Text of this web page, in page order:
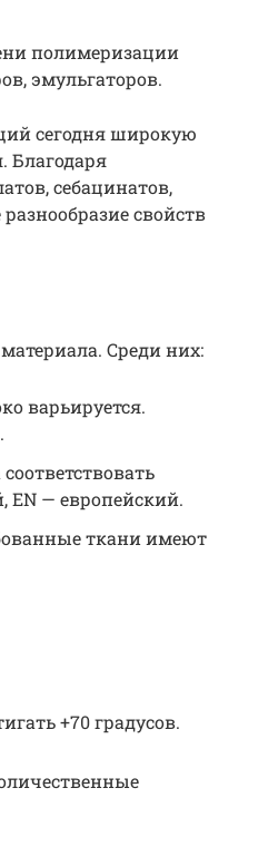
полимеризации
эмульгаторов.
сегодня широкую
Благодаря
себацинатов,
свойств
Среди них:
варьируется.
EN — европейский.
ткани имеют
+70 градусов.